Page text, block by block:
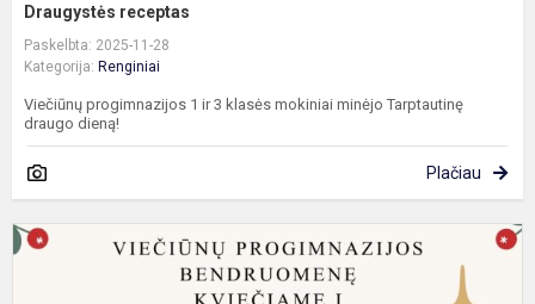
Draugystės receptas
Paskelbta: 2025-11-28
Kategorija: Renginiai
Viečiūnų progimnazijos 1 ir 3 klasės mokiniai minėjo Tarptautinę
draugo dieną!
Plačiau